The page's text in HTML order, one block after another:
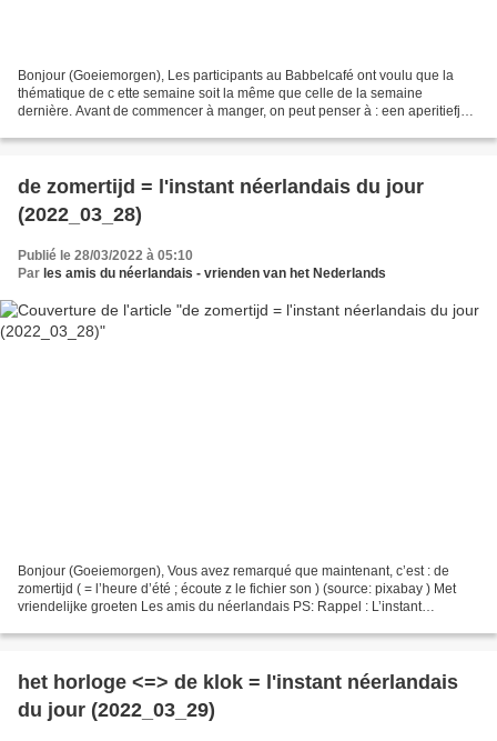
Bonjour (Goeiemorgen), Les participants au Babbelcafé ont voulu que la
thématique de c ette semaine soit la même que celle de la semaine
dernière. Avant de commencer à manger, on peut penser à : een aperitiefje (
de zomertijd = l'instant néerlandais du jour
(2022_03_28)
Publié le 28/03/2022 à 05:10
Par les amis du néerlandais - vrienden van het Nederlands
Bonjour (Goeiemorgen), Vous avez remarqué que maintenant, c’est : de
zomertijd ( = l’heure d’été ; écoute z le fichier son ) (source: pixabay ) Met
vriendelijke groeten Les amis du néerlandais PS: Rappel : L’instant
het horloge <=> de klok = l'instant néerlandais
du jour (2022_03_29)